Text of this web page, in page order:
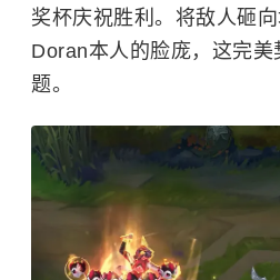
奖杯庆祝胜利。将敌人砸
Doran本人的脸庞，这完
题。